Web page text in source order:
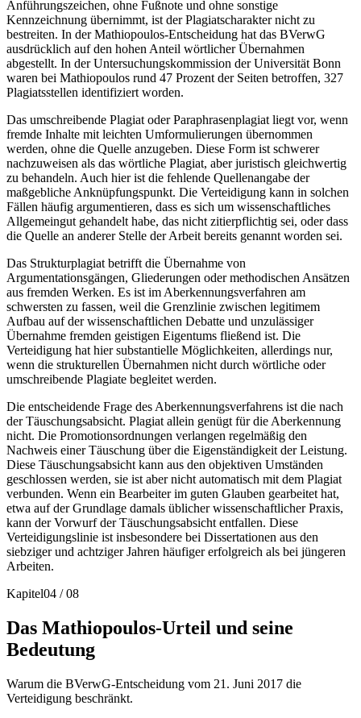
Anführungszeichen, ohne Fußnote und ohne sonstige
Kennzeichnung übernimmt, ist der Plagiatscharakter nicht zu
bestreiten. In der Mathiopoulos-Entscheidung hat das BVerwG
ausdrücklich auf den hohen Anteil wörtlicher Übernahmen
abgestellt. In der Untersuchungskommission der Universität Bonn
waren bei Mathiopoulos rund 47 Prozent der Seiten betroffen, 327
Plagiatsstellen identifiziert worden.
Das umschreibende Plagiat oder Paraphrasenplagiat liegt vor, wenn
fremde Inhalte mit leichten Umformulierungen übernommen
werden, ohne die Quelle anzugeben. Diese Form ist schwerer
nachzuweisen als das wörtliche Plagiat, aber juristisch gleichwertig
zu behandeln. Auch hier ist die fehlende Quellenangabe der
maßgebliche Anknüpfungspunkt. Die Verteidigung kann in solchen
Fällen häufig argumentieren, dass es sich um wissenschaftliches
Allgemeingut gehandelt habe, das nicht zitierpflichtig sei, oder dass
die Quelle an anderer Stelle der Arbeit bereits genannt worden sei.
Das Strukturplagiat betrifft die Übernahme von
Argumentationsgängen, Gliederungen oder methodischen Ansätzen
aus fremden Werken. Es ist im Aberkennungsverfahren am
schwersten zu fassen, weil die Grenzlinie zwischen legitimem
Aufbau auf der wissenschaftlichen Debatte und unzulässiger
Übernahme fremden geistigen Eigentums fließend ist. Die
Verteidigung hat hier substantielle Möglichkeiten, allerdings nur,
wenn die strukturellen Übernahmen nicht durch wörtliche oder
umschreibende Plagiate begleitet werden.
Die entscheidende Frage des Aberkennungsverfahrens ist die nach
der Täuschungsabsicht. Plagiat allein genügt für die Aberkennung
nicht. Die Promotionsordnungen verlangen regelmäßig den
Nachweis einer Täuschung über die Eigenständigkeit der Leistung.
Diese Täuschungsabsicht kann aus den objektiven Umständen
geschlossen werden, sie ist aber nicht automatisch mit dem Plagiat
verbunden. Wenn ein Bearbeiter im guten Glauben gearbeitet hat,
etwa auf der Grundlage damals üblicher wissenschaftlicher Praxis,
kann der Vorwurf der Täuschungsabsicht entfallen. Diese
Verteidigungslinie ist insbesondere bei Dissertationen aus den
siebziger und achtziger Jahren häufiger erfolgreich als bei jüngeren
Arbeiten.
Kapitel04 /08
Das Mathiopoulos-Urteil und seine
Bedeutung
Warum die BVerwG-Entscheidung vom 21. Juni 2017 die
Verteidigung beschränkt.